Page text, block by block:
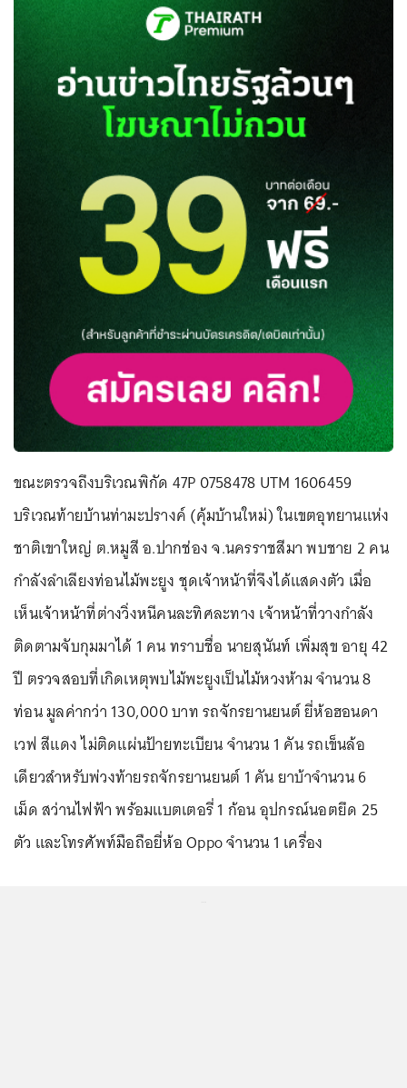
ขณะตรวจถึงบริเวณพิกัด 47P 0758478 UTM 1606459
บริเวณท้ายบ้านท่ามะปรางค์ (คุ้มบ้านใหม่) ในเขตอุทยานแห่ง
ชาติเขาใหญ่ ต.หมูสี อ.ปากช่อง จ.นครราชสีมา พบชาย 2 คน
กำลังลำเลียงท่อนไม้พะยูง ชุดเจ้าหน้าที่จึงได้แสดงตัว เมื่อ
เห็นเจ้าหน้าที่ต่างวิ่งหนีคนละทิศละทาง เจ้าหน้าที่วางกำลัง
ติดตามจับกุมมาได้ 1 คน ทราบชื่อ นายสุนันท์ เพิ่มสุข อายุ 42
ปี ตรวจสอบที่เกิดเหตุพบไม้พะยูงเป็นไม้หวงห้าม จำนวน 8
ท่อน มูลค่ากว่า 130,000 บาท รถจักรยานยนต์ ยี่ห้อฮอนดา
เวฟ สีแดง ไม่ติดแผ่นป้ายทะเบียน จำนวน 1 คัน รถเข็นล้อ
เดียวสำหรับพ่วงท้ายรถจักรยานยนต์ 1 คัน ยาบ้าจำนวน 6
เม็ด สว่านไฟฟ้า พร้อมแบตเตอรี่ 1 ก้อน อุปกรณ์นอตยึด 25
ตัว และโทรศัพท์มือถือยี่ห้อ Oppo จำนวน 1 เครื่อง